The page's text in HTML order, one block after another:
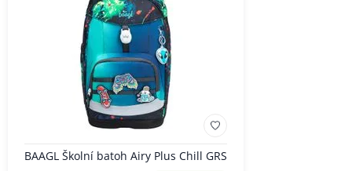
BAAGL Školní batoh Airy Plus Chill GRS